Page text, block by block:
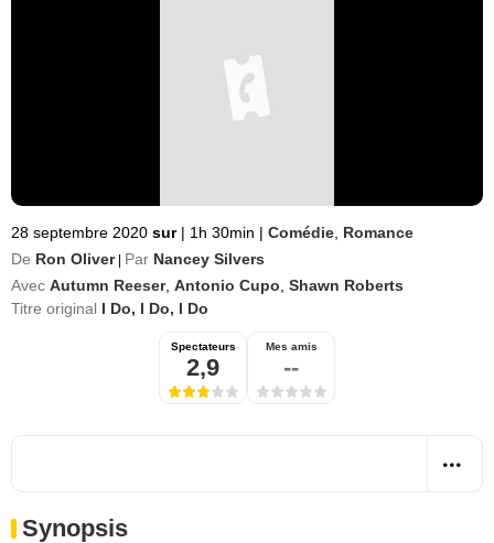
28 septembre 2020 sur | 1h 30min | Comédie Romance
De Ron Oliver Par Nancey Silvers
Avec Autumn Reeser, Antonio Cupo Shawn Roberts
Titre original I Do, I Do, I Do
Spectateurs
2,9
Mes amis
--
Synopsis